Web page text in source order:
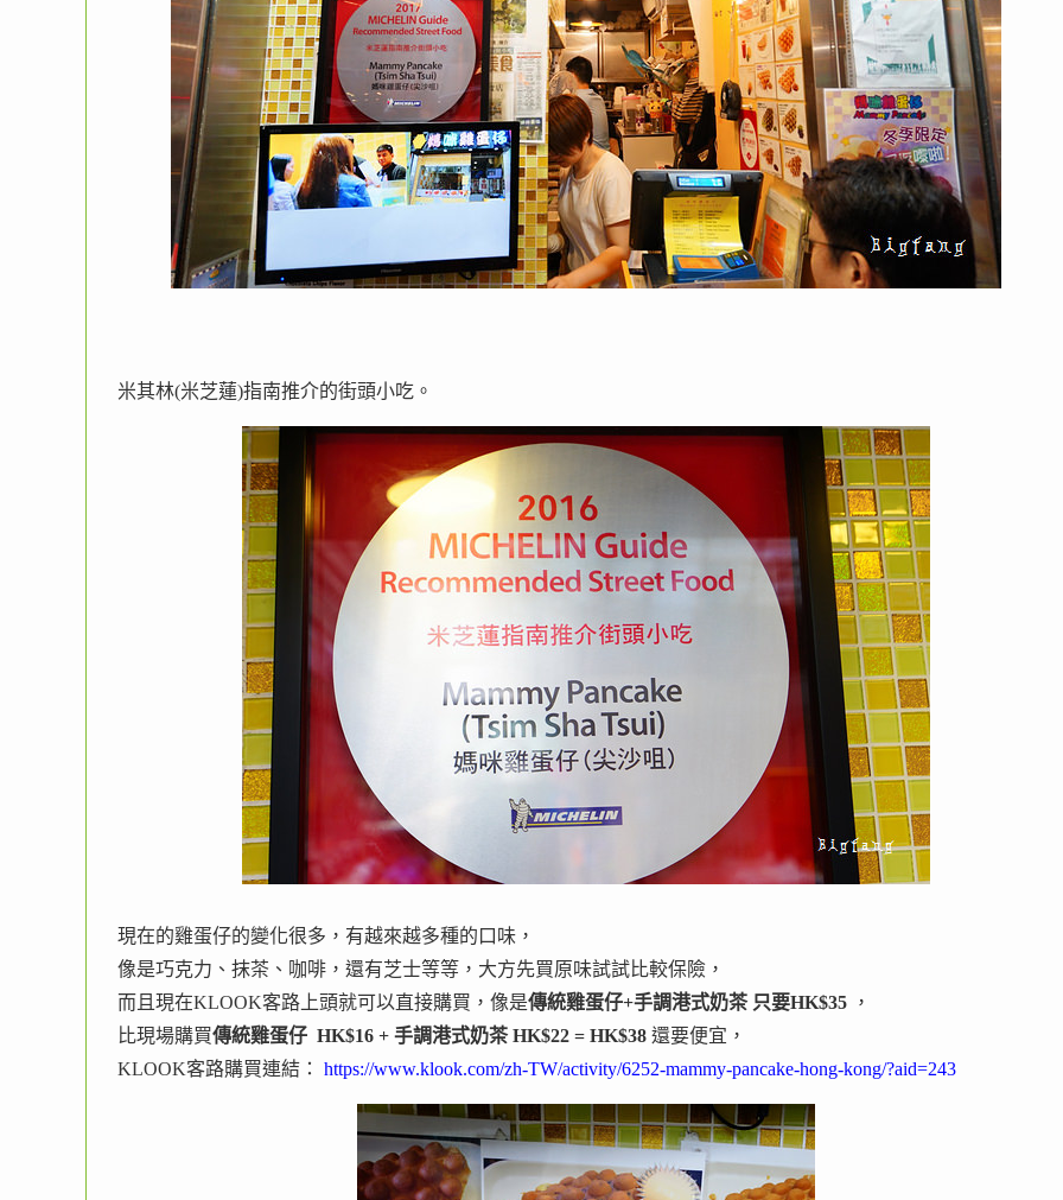
米其林(米芝蓮)指南推介的街頭小吃。
現在的雞蛋仔的變化很多，有越來越多種的口味，
像是巧克力、抹茶、咖啡，還有芝士等等，大方先買原味試試比較保險，
而且現在KLOOK客路上頭就可以直接購買，像是傳統雞蛋仔+手調港式奶茶 只要HK$35 ，
比現場購買傳統雞蛋仔 HK$16 + 手調港式奶茶 HK$22 = HK$38 還要便宜，
KLOOK客路購買連結： https://www.klook.com/zh-TW/activity/6252-mammy-pancake-hong-kong/?aid=243